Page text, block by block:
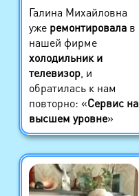
Галина Михайловна
уже ремонтировалав
нашей фирме
холодильник и
телевизор, и
обратилась к нам
повторно: «Сервис на
высшем уровне»